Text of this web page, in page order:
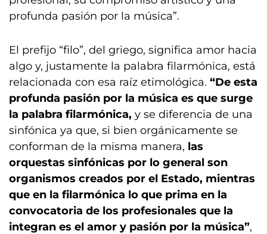
profunda pasión por la música”.
El prefijo “filo”, del griego, significa amor hacia
algo y, justamente la palabra filarmónica, está
relacionada con esa raíz etimológica. “De esta
profunda pasión por la música es que surge
la palabra filarmónica, y se diferencia de una
sinfónica ya que, si bien orgánicamente se
conforman de la misma manera, las
orquestas sinfónicas por lo general son
organismos creados por el Estado, mientras
que en la filarmónica lo que prima en la
convocatoria de los profesionales que la
integran es el amor y pasión por la música”,